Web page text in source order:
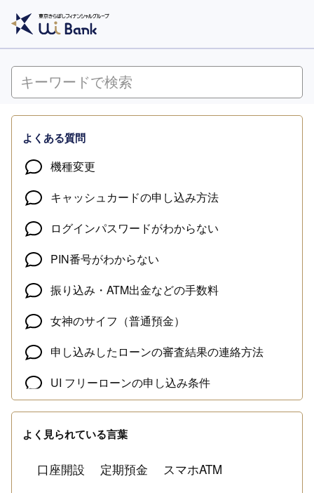
よくある質問
機種変更
キャッシュカードの申し込み方法
ログインパスワードがわからない
PIN番号がわからない
振り込み・ATM出金などの手数料
女神のサイフ（普通預金）
申し込みしたローンの審査結果の連絡方法
UI フリーローンの申し込み条件
円普通預金の解約方法
新しい商品・サービス、キャンペーン、お客さ
まへのお知らせ
よく見られている言葉
口座開設 定期預金
スマホATM